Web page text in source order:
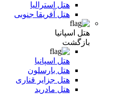
هتل استرالیا
هتل آفریقا جنوبی
هتل اسپانیا
بازگشت
هتل اسپانیا
هتل بارسلون
هتل جزایر قناری
هتل مادرید